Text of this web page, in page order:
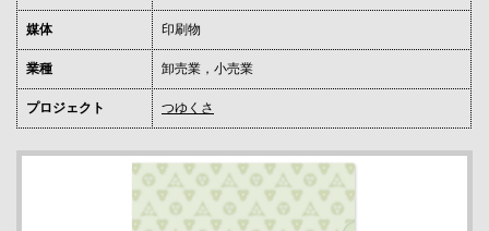
媒体 印刷物
業種 卸売業，小売業
プロジェクト つゆくさ